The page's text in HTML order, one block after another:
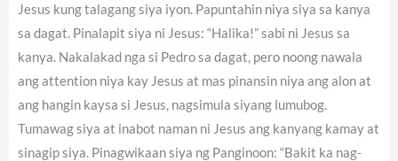
Jesus kung talagang siya iyon. Papuntahin niya siya sa kanya
sa dagat. Pinalapit siya ni Jesus: “Halika!” sabi ni Jesus sa
kanya. Nakalakad nga si Pedro sa dagat, pero noong nawala
ang attention niya kay Jesus at mas pinansin niya ang alon at
ang hangin kaysa si Jesus, nagsimula siyang lumubog.
Tumawag siya at inabot naman ni Jesus ang kanyang kamay at
sinagip siya. Pinagwikaan siya ng Panginoon: “Bakit ka nag-